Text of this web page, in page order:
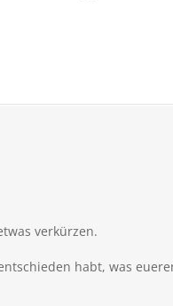
verkürzen.
habt, was